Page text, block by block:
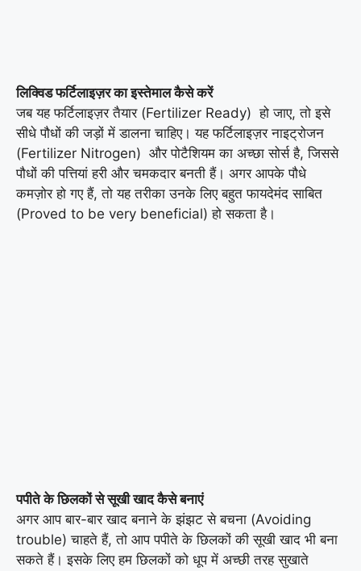
लिक्विड फर्टिलाइज़र का इस्तेमाल कैसे करें
जब यह फर्टिलाइज़र तैयार (Fertilizer Ready) हो जाए, तो इसे
सीधे पौधों की जड़ों में डालना चाहिए। यह फर्टिलाइज़र नाइट्रोजन
(Fertilizer Nitrogen) और पोटैशियम का अच्छा सोर्स है, जिससे
पौधों की पत्तियां हरी और चमकदार बनती हैं। अगर आपके पौधे
कमज़ोर हो गए हैं, तो यह तरीका उनके लिए बहुत फायदेमंद साबित
(Proved to be very beneficial) हो सकता है।
पपीते के छिलकों से सूखी खाद कैसे बनाएं
अगर आप बार-बार खाद बनाने के झंझट से बचना (Avoiding
trouble) चाहते हैं, तो आप पपीते के छिलकों की सूखी खाद भी बना
सकते हैं। इसके लिए हम छिलकों को धूप में अच्छी तरह सुखाते